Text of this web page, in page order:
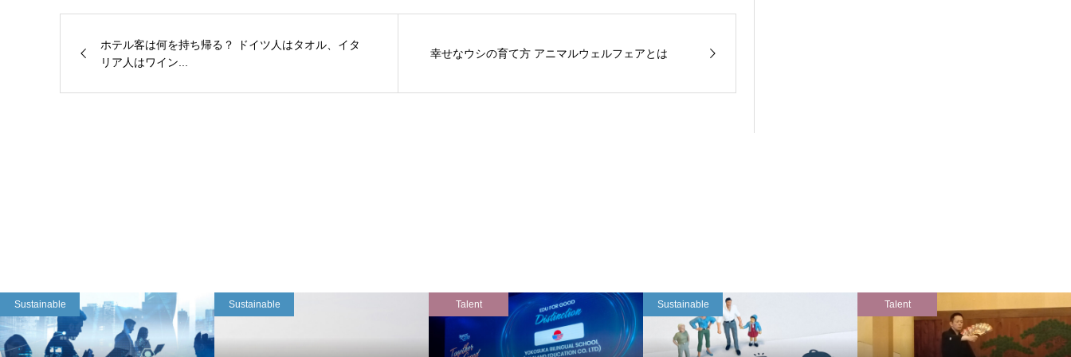
ホテル客は何を持ち帰る？ ドイツ人はタオル、イタ
リア人はワイン...
幸せなウシの育て方 アニマルウェルフェアとは
Sustainable Sustainable Talent Sustainable Talent